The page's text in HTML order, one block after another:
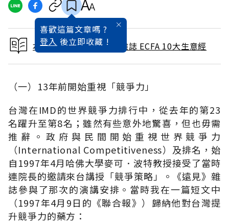
喜歡這篇文章嗎 ?
登入 後立即收藏 !
本文出自 2010 / 6月號雜誌 ECFA 10大生意經
（一）13年前開始重視「競爭力」
台灣在IMD的世界競爭力排行中，從去年的第23
名躍升至第8名；雖然有些意外地驚喜，但也毋需
推辭。政府與民間開始重視世界競爭力
（International Competitiveness）及排名，始
自1997年4月哈佛大學麥可．波特教授接受了當時
連院長的邀請來台講授「競爭策略」。《遠見》雜
誌參與了那次的演講安排。當時我在一篇短文中
（1997年4月9日的《聯合報》）歸納他對台灣提
升競爭力的藥方：